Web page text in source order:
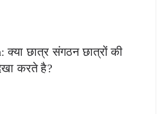
छात्र संगठन छात्रों की
करते है?